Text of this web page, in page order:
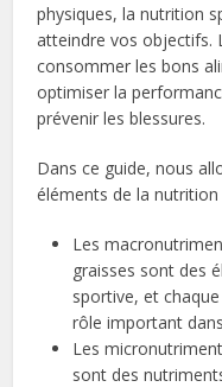
physiques, la nutrition
atteindre vos objectifs.
consommer les bons
optimiser la
prévenir les blessures.
Dans ce guide, nous
éléments de la
Les
graisses sont des
sportive, et
rôle important
Les
sont des